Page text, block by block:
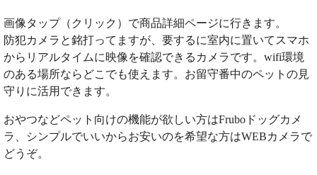
画像タップ（クリック）で商品詳細ページに行きます。
防犯カメラと銘打ってますが、要するに室内に置いてスマホ
からリアルタイムに映像を確認できるカメラです。wifi環境
のある場所ならどこでも使えます。お留守番中のペットの見
守りに活用できます。
おやつなどペット向けの機能が欲しい方はFruboドッグカメ
ラ、シンプルでいいからお安いのを希望な方はWEBカメラで
どうぞ。